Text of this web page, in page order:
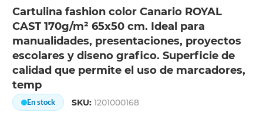
Cartulina fashion color Canario ROYAL
CAST 170g/m² 65x50 cm. Ideal para
manualidades, presentaciones, proyectos
escolares y diseno grafico. Superficie de
calidad que permite el uso de marcadores,
temp
En stock SKU:1201000168